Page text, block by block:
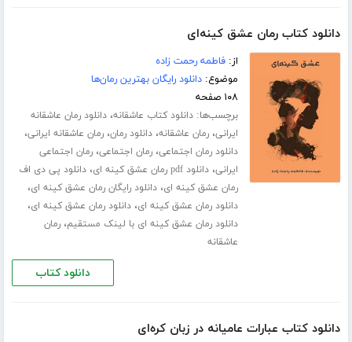
دانلود کتاب رمان عشق کینه‌ای
از:فاطمه رحمت زاده
موضوع:دانلود رایگان بهترین رمان‌ها
۱۰۸ صفحه
برچسب‌ها:دانلود کتاب عاشقانه،دانلود رمان عاشقانه
ایرانی،رمان عاشقانه،دانلود رمان،رمان عاشقانه ایرانی،
دانلود رمان اجتماعی،رمان اجتماعی،رمان اجتماعی
ایرانی،دانلود pdf رمان عشق کینه ای ،دانلود پی دی اف
رمان عشق کینه ای،دانلود رایگان رمان عشق کینه ای،
دانلود رمان عشق کینه ای،دانلود رمان عشق کینه ای،
دانلود رمان عشق کینه ای با لینک مستقیم،رمان
عاشقانه
دانلود کتاب
دانلود کتاب عبارات عامیانه در زبان کره‌ای